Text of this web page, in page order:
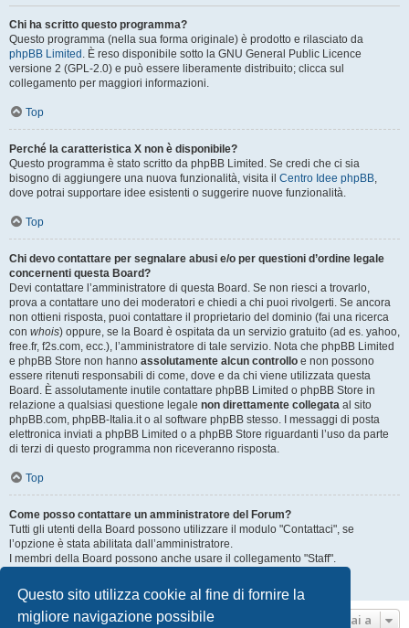
Questo sito utilizza cookie al fine di fornire la
migliore navigazione possibile
Chi ha scritto questo programma?
Questo programma (nella sua forma originale) è prodotto e rilasciato da
phpBB Limited . È reso disponibile sotto la GNU General Public Licence
versione 2 (GPL-2.0) e può essere liberamente distribuito; clicca sul
collegamento per maggiori informazioni.
Top
Perché la caratteristica X non è disponibile?
Questo programma è stato scritto da phpBB Limited. Se credi che ci sia
bisogno di aggiungere una nuova funzionalità, visita il Centro Idee phpBB,
dove potrai supportare idee esistenti o suggerire nuove funzionalità.
Top
Chi devo contattare per segnalare abusi e/o per questioni d’ordine legale
concernenti questa Board?
Devi contattare l’amministratore di questa Board. Se non riesci a trovarlo,
prova a contattare uno dei moderatori e chiedi a chi puoi rivolgerti. Se ancora
non ottieni risposta, puoi contattare il proprietario del dominio (fai una ricerca
con whois) oppure, se la Board è ospitata da un servizio gratuito (ad es. yahoo,
free.fr, f2s.com, ecc.), l’amministratore di tale servizio. Nota che phpBB Limited
e phpBB Store non hanno assolutamente alcun controllo e non possono
essere ritenuti responsabili di come, dove e da chi viene utilizzata questa
Board. È assolutamente inutile contattare phpBB Limited o phpBB Store in
relazione a qualsiasi questione legale non direttamente collegata al sito
phpBB.com, phpBB-Italia.it o al software phpBB stesso. I messaggi di posta
elettronica inviati a phpBB Limited o a phpBB Store riguardanti l’uso da parte
di terzi di questo programma non riceveranno risposta.
Top
Come posso contattare un amministratore del Forum?
Tutti gli utenti della Board possono utilizzare il modulo "Contattaci", se
l’opzione è stata abilitata dall’amministratore.
I membri della Board possono anche usare il collegamento "Staff".
Top
Vai a